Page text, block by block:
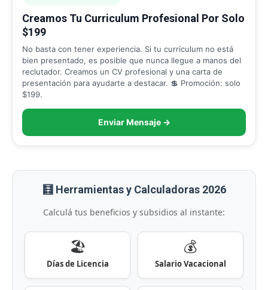
Creamos Tu Curriculum Profesional Por Solo
$199
No basta con tener experiencia. Si tu currículum no está
bien presentado, es posible que nunca llegue a manos del
reclutador. Creamos un CV profesional y una carta de
presentación para ayudarte a destacar. 💲 Promoción: solo
$199.
Enviar Mensaje →
🧮 Herramientas y Calculadoras 2026
Calculá tus beneficios y subsidios al instante:
🏖️
Días de Licencia
💰
Salario Vacacional